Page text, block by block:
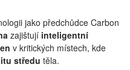
jako předchůdce Carbon
zajištují inteligentní
v kritických místech, kde
středu těla.